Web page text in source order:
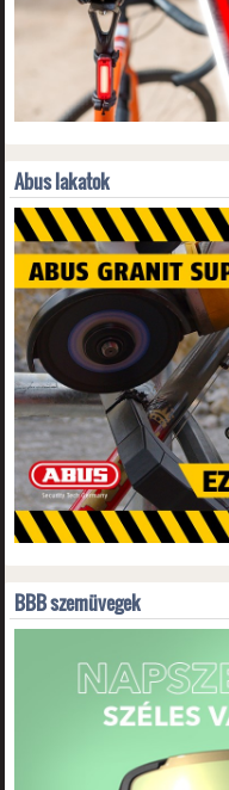
Abus lakatok
BBB szemüvegek